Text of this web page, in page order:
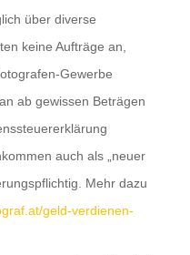
über diverse
keine Aufträge an,
Gewerbe
ab gewissen Beträgen
auch als „neuer
Mehr dazu
geld-verdienen-